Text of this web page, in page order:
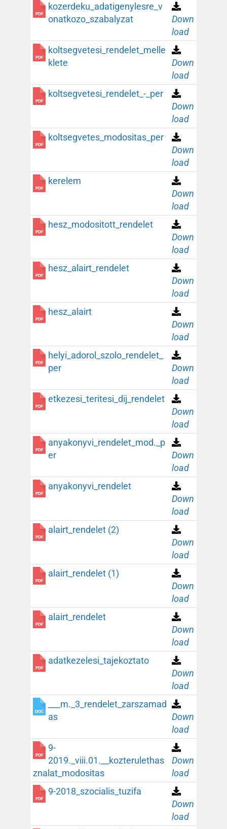
kozerdeku_adatigenylesre_v
onatkozo_szabalyzat
Down
load
koltsegvetesi_rendelet_melle
klete
Down
load
koltsegvetesi_rendelet_-_per
Down
load
koltsegvetes_modositas_per
Down
load
kerelem
Down
load
hesz_modositott_rendelet
Down
load
hesz_alairt_rendelet
Down
load
hesz_alairt
Down
load
helyi_adorol_szolo_rendelet_
per
Down
load
etkezesi_teritesi_dij_rendelet
Down
load
anyakonyvi_rendelet_mod._p
er
Down
load
anyakonyvi_rendelet
Down
load
alairt_rendelet (2)
Down
load
alairt_rendelet (1)
Down
load
alairt_rendelet
Down
load
adatkezelesi_tajekoztato
Down
load
___m._3_rendelet_zarszamad
as
Down
load
9-
2019._viii.01.__kozterulethas
znalat_modositas
Down
load
9-2018_szocialis_tuzifa
Down
load